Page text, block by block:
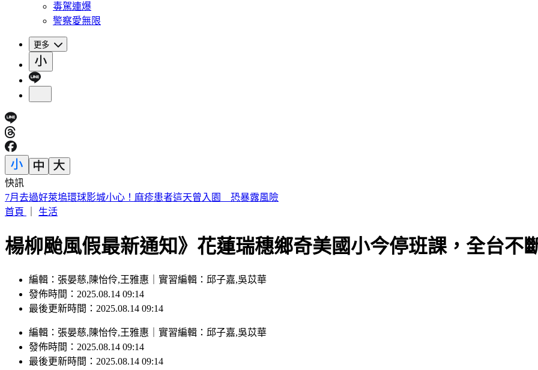
毒駕連爆
警察愛無限
更多
快訊
7月去過好萊塢環球影城小心！麻疹患者這天曾入園 恐暴露風險
首頁
生活
楊柳颱風假最新通知》花蓮瑞穗鄉奇美國小今停班課，全台不
編輯：張晏慈,陳怡伶,王雅惠｜實習編輯：邱子嘉,吳苡華
發佈時間：2025.08.14 09:14
最後更新時間：2025.08.14 09:14
編輯 ： 張晏慈,陳怡伶,王雅惠 實習編輯 ： 邱子嘉,吳苡華
發佈時間： 2025.08.14 09:14
最後更新時間： 2025.08.14 09:14